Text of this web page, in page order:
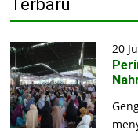
Terbaru
20